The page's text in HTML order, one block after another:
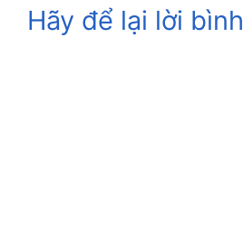
Hãy để lại lời bình